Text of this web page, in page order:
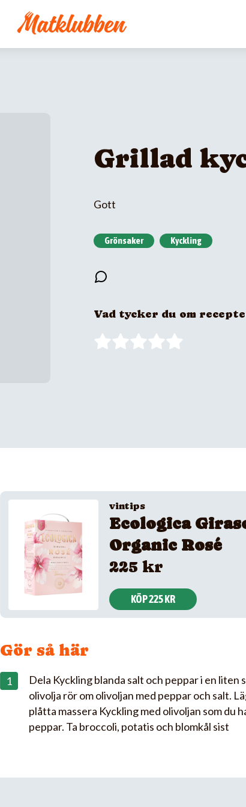
Grillad
Gott
Grönsaker Kyckling
Vad tycker du om
vintips
Ecologica
Organic Rosé
225 kr
KÖP 225 KR
Gör så här
Dela Kyckling blanda salt och peppar i en liten
olivolja rör om olivoljan med peppar och salt.
plåtta massera Kyckling med olivoljan som du
peppar. Ta broccoli, potatis och blomkål sist